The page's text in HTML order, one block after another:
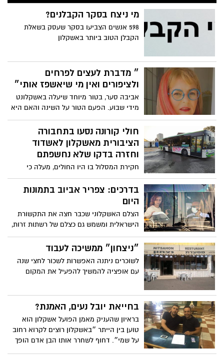
בנוסף לאלה שכבר היו
מי ניצח בסקר הקבלנים?
598 אנשים הצביעו בסקר שעסק בשאלת
הקבלן הטוב ביותר באשקלון
״ מדברת לעצים לפרחים
ולציפורים ואין מי שיאשפז אותי״
אביבה סער, בטור מיוחד שיעלה באשקלונט
מידי שבוע. הפעם הטור על השינה והאם היא
מיותרת ומה אפשר לעשות במקומה
חולי קורונה נסעו בתחבורה
הציבורית מאשקלון לאשדוד
וחזרה בדקו שלא נחשפתם
חקירת המסלול בו היו החולים, מעלה כי
לפחות בשלושה מקרים היו חולי קורונה בקווי
תחבורה ציבורית
בדרכים: צפריר אביוב בתמונות
היום
הצלם האשקלוני שכבר חצה את התקשורת
הישראלית ומשמש גם כצלם של רשתות זרות,
יביא כאן מידי כמה ימים תמונות מרחובות
אשקלון
״ניצחון״ ממשיכה לעבוד
לשוכרים ניתנה האפשרות לשכור לחצי שנה
עם אופציה להמשיך להפעיל את המקום
בחייאת יובל נעים, האמנת?
בראיון שהעניק מאמן הפועל אשקלון הוא
טוען בין הייתר ״באשקלון רוצים לקרוא רחוב
על שמי״. דחוף לשחרר אותו הבן אדם הופך